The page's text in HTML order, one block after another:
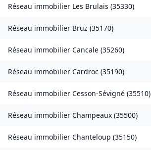
Réseau immobilier Les Brulais (35330)
Réseau immobilier Bruz (35170)
Réseau immobilier Cancale (35260)
Réseau immobilier Cardroc (35190)
Réseau immobilier Cesson-Sévigné (35510)
Réseau immobilier Champeaux (35500)
Réseau immobilier Chanteloup (35150)